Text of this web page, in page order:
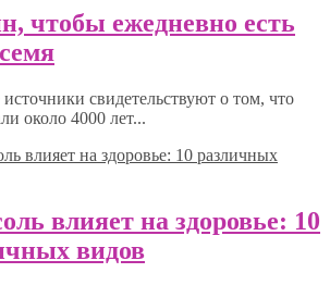
чтобы ежедневно есть
свидетельствуют о том, что
около 4000 лет...
влияет на здоровье: 10
видов